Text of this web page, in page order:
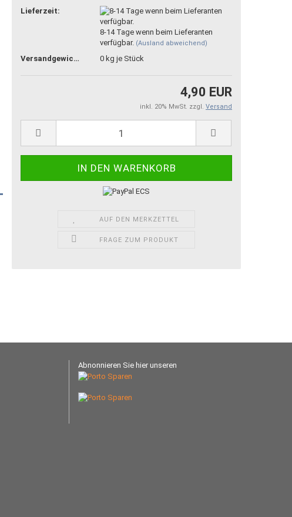
Lieferzeit:
8-14 Tage wenn beim Lieferanten
verfügbar. (Ausland abweichend)
Versandgewicht: 0 kg je Stück
4,90 EUR
inkl. 20% MwSt. zzgl. Versand
AUF DEN MERKZETTEL
FRAGE ZUM PRODUKT
Abnonnieren Sie hier unseren